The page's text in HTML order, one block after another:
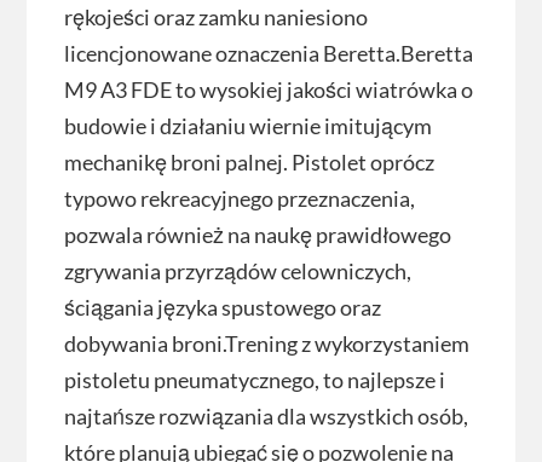
rękojeści oraz zamku naniesiono
licencjonowane oznaczenia Beretta.Beretta
M9 A3 FDE to wysokiej jakości wiatrówka o
budowie i działaniu wiernie imitującym
mechanikę broni palnej. Pistolet oprócz
typowo rekreacyjnego przeznaczenia,
pozwala również na naukę prawidłowego
zgrywania przyrządów celowniczych,
ściągania języka spustowego oraz
dobywania broni.Trening z wykorzystaniem
pistoletu pneumatycznego, to najlepsze i
najtańsze rozwiązania dla wszystkich osób,
które planują ubiegać się o pozwolenie na